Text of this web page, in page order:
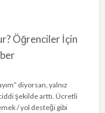
Öğrenciler İçin
diyorsan, yalnız
şekilde arttı. Ücretli
/ yol desteği gibi